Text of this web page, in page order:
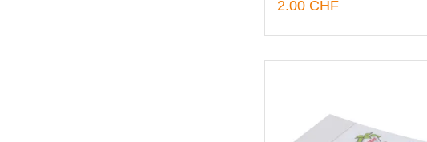
2.00 CHF